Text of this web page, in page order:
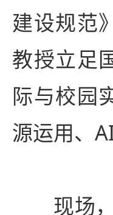
建设规范
教授立足
际与校园
源运用、
现场